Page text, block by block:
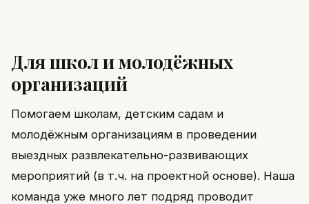
Для школ и молодёжных
организаций
Помогаем школам, детским садам и
молодёжным организациям в проведении
выездных развлекательно-развивающих
мероприятий (в т.ч. на проектной основе). Наша
команда уже много лет подряд проводит